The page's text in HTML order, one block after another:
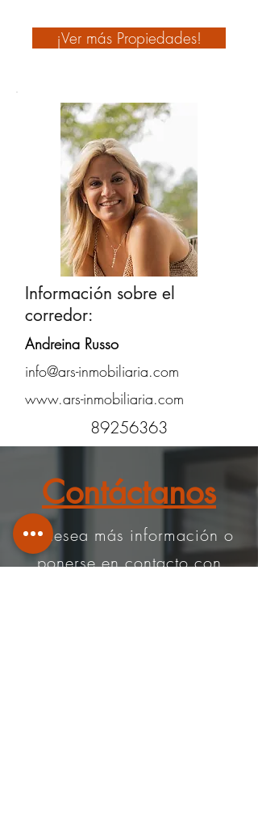
¡Ver más Propiedades!
Información sobre el
corredor:
Andreina Russo
info@ars-inmobiliaria.com
www.ars-inmobiliaria.com
89256363
Contáctanos
Si desea más información o
ponerse en contacto con